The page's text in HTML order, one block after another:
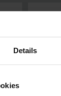
Details
sistemos,